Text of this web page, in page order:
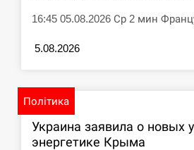
16:45 05.08.2026 Ср 2 мин
5.08.2026
Політика
Украина заявила о новых
энергетике Крыма